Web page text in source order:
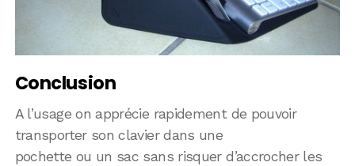
Conclusion
A l’usage on apprécie rapidement de pouvoir
transporter son clavier dans une
pochette ou un sac sans risquer d’accrocher les